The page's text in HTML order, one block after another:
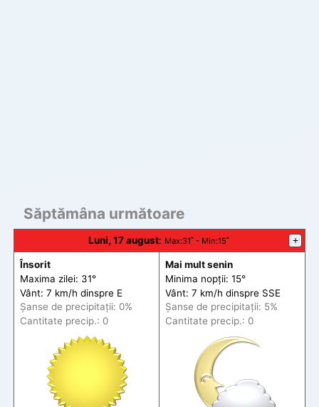
Săptămâna următoare
Luni, 17 august: Max:31˚ - Min:15˚ +
Însorit
Maxima zilei: 31°
Vânt: 7 km/h dinspre E
Șanse de precipitații: 0%
Cantitate precip.: 0
Mai mult senin
Minima nopții: 15°
Vânt: 7 km/h dinspre SSE
Șanse de precipitații: 5%
Cantitate precip.: 0